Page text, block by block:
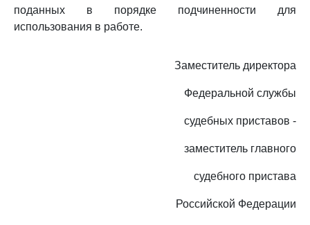
поданных в порядке подчиненности для
использования в работе.
Заместитель директора
Федеральной службы
судебных приставов -
заместитель главного
судебного пристава
Российской Федерации